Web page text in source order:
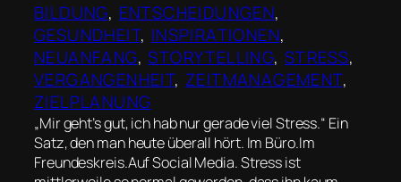
BILDUNG, ENTSCHEIDUNGEN
GESUNDHEIT, INSPIRATIONEN
NEUANFANG, STORYTELLING, STRESS
VERGANGENHEIT, ZEITMANAGEMENT
ZIELPLANUNG
„Mir geht’s gut, ich hab nur gerade viel Stress.“ Ein
Satz, den man heute überall hört. Im Büro.Im
Freundeskreis.Auf Social Media. Stress ist